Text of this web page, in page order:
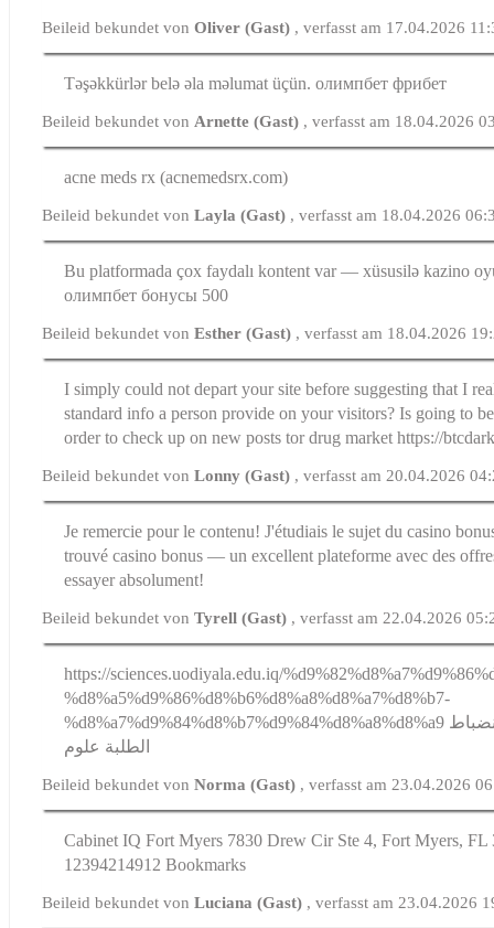
Beileid bekundet vonOliver (Gast) , verfasst am 17.04.2026
Təşəkkürlər belə əla məlumat üçün. олимпбет фрибет
Beileid bekundet von Arnette (Gast) , verfasst am 18.04.2026
acne meds rx (acnemedsrx.com)
Beileid bekundet vonLayla (Gast) , verfasst am 18.04.2026
Bu platformada çox faydalı kontent var — xüsusilə kazino
олимпбет бонусы 500
Beileid bekundet vonEsther (Gast) , verfasst am 18.04.2026
I simply could not depart your site before suggesting that I
standard info a person provide on your visitors? Is going to
order to check up on new posts tor drug market https://
Beileid bekundet vonLonny (Gast) , verfasst am 20.04.2026
Je remercie pour le contenu! J'étudiais le sujet du casino
trouvé casino bonus — un excellent plateforme avec des
essayer absolument!
Beileid bekundet vonTyrell (Gast) , verfasst am 22.04.2026
https://sciences.uodiyala.edu.iq/
%d8%a5%d9%86%d8%b6%d8%a8%d8%a7%d8%b7-
%d8%a7%d9%84%d8%b7%d9%84%d8%a8%d8%a9 انضباط الطلبة علوم انضباط
الطلبة علوم
Beileid bekundet vonNorma (Gast) , verfasst am 23.04.2026
Cabinet IQ Fort Myers 7830 Drew Cir Ste 4, Fort Myers, FL
12394214912 Bookmarks
Beileid bekundet vonLuciana (Gast) , verfasst am 23.04.2026